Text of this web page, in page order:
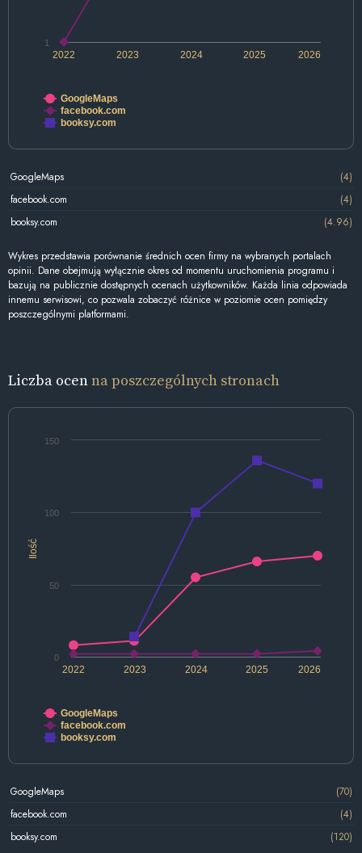
2022 2024 2026
2023 2025
1
GoogleMaps
facebook.com
booksy.com
GoogleMaps
(4)
facebook.com
(4)
booksy.com
(4.96)
Wykres przedstawia porównanie średnich ocen firmy na wybranych portalach
opinii. Dane obejmują wyłącznie okres od momentu uruchomienia programu i
bazują na publicznie dostępnych ocenach użytkowników. Każda linia odpowiada
innemu serwisowi, co pozwala zobaczyć różnice w poziomie ocen pomiędzy
poszczególnymi platformami.
Liczba ocenna poszczególnych stronach
Ilość
2022 2024 2026
2023 2025
0
50
100
150
GoogleMaps
facebook.com
booksy.com
GoogleMaps
(70)
facebook.com
(4)
booksy.com
(120)